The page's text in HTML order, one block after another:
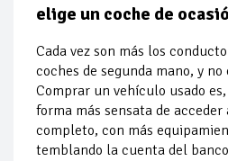
elige un coche de
Cada vez son más los
coches de segunda mano, y no
Comprar un vehículo usado
forma más sensata de acceder
completo, con más
temblando la cuenta del